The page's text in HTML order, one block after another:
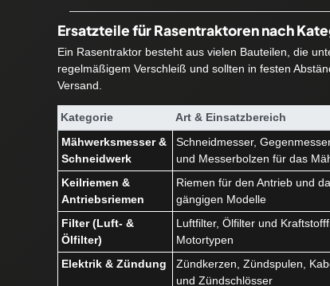
Ersatzteile für Rasentraktoren nach
Ein Rasentraktor besteht aus vielen Bauteilen, die
regelmäßigem Verschleiß und sollten in festen
Versand.
Kategorie Art & Einsatzbereich
Mähwerksmesser &
Schneidwerk
Schneidmesser,
und Messerbolzen für das
Keilriemen &
Antriebsriemen
Riemen für den Antrieb und
gängigen Modelle
Filter (Luft- &
Ölfilter)
Luftfilter, Ölfilter und
Motortypen
Elektrik & Zündung
Zündkerzen, Zündspulen,
und Zündschlösser